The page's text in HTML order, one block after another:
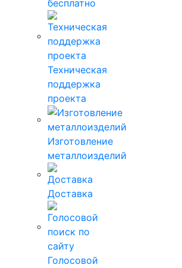
бесплатно
Техническая
поддержка
проекта
Изготовление
металлоизделий
Доставка
Голосовой